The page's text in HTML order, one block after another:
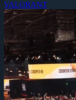
VALORANT